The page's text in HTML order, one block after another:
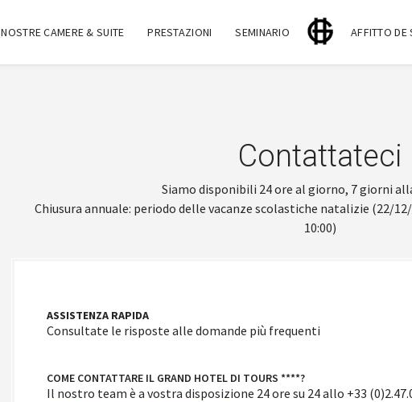
NOSTRE CAMERE & SUITE PRESTAZIONI SEMINARIO AFFITTO DE
Contattateci
Siamo disponibili 24 ore al giorno, 7 giorni
Chiusura annuale: periodo delle vacanze scolastiche natalizie (22/
10:00)
ASSISTENZA RAPIDA
Consultate le risposte alle domande più frequenti
COME CONTATTARE IL GRAND HOTEL DI TOURS ****?
Il nostro team è a vostra disposizione 24 ore su 24 allo +33